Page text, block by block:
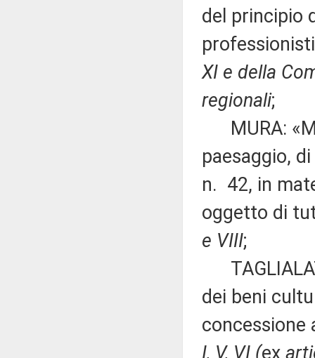
del principio
XI e della
regionali;
MURA:
paesaggio,
n. 42, in
oggetto di
e VIII;
dei beni
concessione
I, V, VI (ex